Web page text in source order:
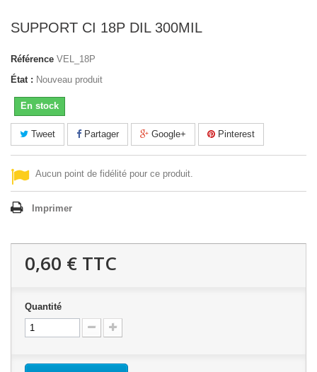
SUPPORT CI 18P DIL 300MIL
Référence VEL_18P
État : Nouveau produit
En stock
Tweet Partager Google+ Pinterest
Aucun point de fidélité pour ce produit.
Imprimer
0,60 € TTC
Quantité